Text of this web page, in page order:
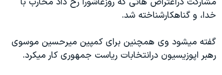
نرگس محمدی برنده جایزه نوبل صلح
همایش محافظه‌کاران آمریکا «سی‌پک»
صفحه‌های ویژه
خدا، و گناهکارشناخته شد.
گفته ميشود وی همچنين برای کمپين ميرحسين موسوی
رهبر اپوزيسيون درانتخابات رياست جمهوری کار ميکرد.